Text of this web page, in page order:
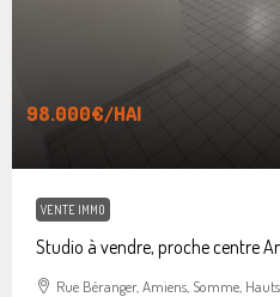
98.000€/HAI
VENTE IMMO
Studio à vendre, proche centre
Rue Béranger, Amiens, Somme,